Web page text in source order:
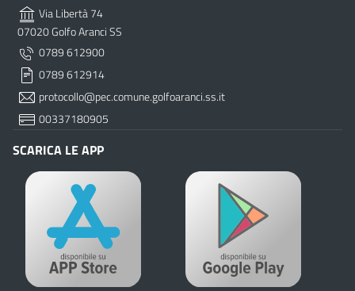
Via Libertà 74
07020 Golfo Aranci SS
0789 612900
0789 612914
protocollo@pec.comune.golfoaranci.ss.it
00337180905
SCARICA LE APP